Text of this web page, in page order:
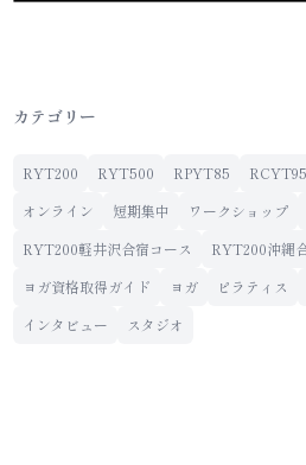
カテゴリー
RYT200 RYT500 RPYT85 RCYT95
オンライン
短期集中 ワークショップ
RYT200軽井沢合宿コース
RYT200沖縄
ヨガ資格取得ガイド
ヨガ ピラティス
インタビュー
スタジオ